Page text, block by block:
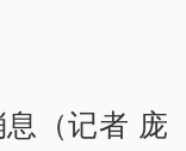
（记者 庞